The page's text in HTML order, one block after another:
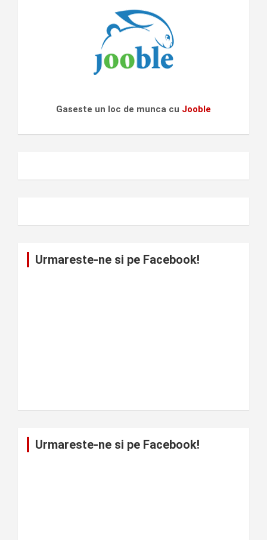
Gaseste un loc de munca cu Jooble
Urmareste-ne si pe Facebook!
Urmareste-ne si pe Facebook!